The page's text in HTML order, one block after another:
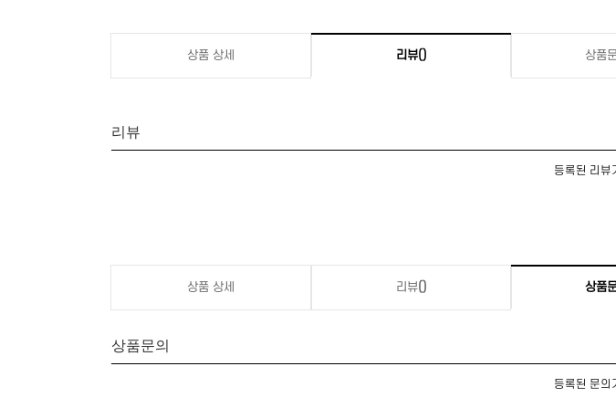
상품 상세 리뷰() 상품
리뷰
등록된 리뷰
상품 상세 리뷰() 상품
상품문의
등록된 문의